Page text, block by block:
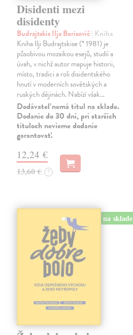
Disidenti mezi
disidenty
Budrajtskis Ilja Borisovič| Kniha
Kniha Ilji Budrajtskise (* 1981) je
působivou mozaikou esejů, studií a
úvah, v nichž autor mapuje historii,
místo, tradici a roli disidentského
hnutí v moderních sovětských a
ruských dějinách. Nabízí však…
Dodávateľ nemá titul na sklade.
Dodanie do 30 dní, pri starších
tituloch nevieme dodanie
garantovať.
12,24 €
13,60 € ?
na sklade